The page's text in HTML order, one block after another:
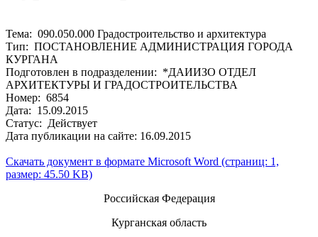
Тема: 090.050.000 Градостроительство и архитектура
Тип: ПОСТАНОВЛЕНИЕ АДМИНИСТРАЦИЯ ГОРОДА
КУРГАНА
Подготовлен в подразделении: *ДАИИЗО ОТДЕЛ
АРХИТЕКТУРЫ И ГРАДОСТРОИТЕЛЬСТВА
Номер: 6854
Дата: 15.09.2015
Статус: Действует
Дата публикации на сайте: 16.09.2015
Скачать документ в формате Microsoft Word (страниц: 1,
размер: 45.50 KB)
Российская Федерация
Курганская область